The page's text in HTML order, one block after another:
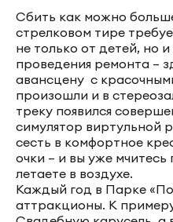
Сбить как можно
стрелковом тире
не только от детей, но
проведения ремонта –
авансцену с
произошли и в
треку появился
симулятор виртульной
сесть в комфортное
очки – и вы уже
летаете в воздухе.
Каждый год в Парке
аттракционы. К